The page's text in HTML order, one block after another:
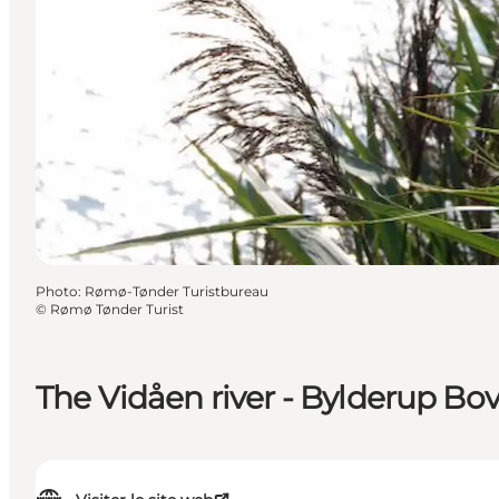
The Vidåen river - Bylderup Bov
Photo: Rømø-Tønder Turistbureau
© Rømø Tønder Turist